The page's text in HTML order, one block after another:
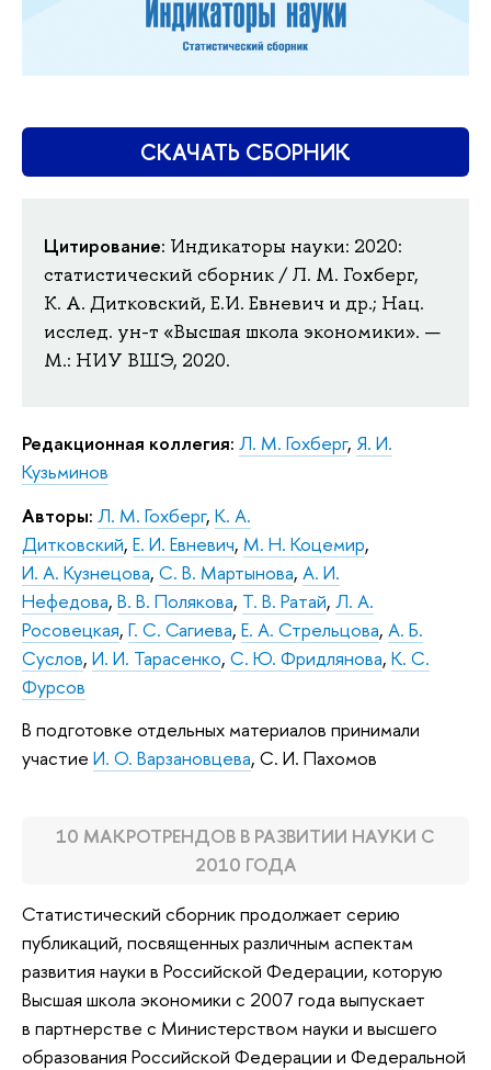
СКАЧАТЬ СБОРНИК
Цитирование: Индикаторы науки: 2020:
статистический сборник / Л. М. Гохберг,
К. А. Дитковский, Е.И. Евневич и др.; Нац.
исслед. ун-т «Высшая школа экономики». —
М.: НИУ ВШЭ, 2020.
Редакционная коллегия: Л. М. Гохберг, Я. И.
Кузьминов
Авторы: Л. М. Гохберг, К. А.
Дитковский, Е. И. Евневич, М. Н. Коцемир,
И. А. Кузнецова, С. В. Мартынова, А. И.
Нефедова, В. В. Полякова, Т. В. Ратай, Л. А.
Росовецкая, Г. С. Сагиева, Е. А. Стрельцова, А. Б.
Суслов, И. И. Тарасенко, С. Ю. Фридлянова, К. С.
Фурсов
В подготовке отдельных материалов принимали
участие И. О. Варзановцева, С. И. Пахомов
10 МАКРОТРЕНДОВ В РАЗВИТИИ НАУКИ С
2010 ГОДА
Статистический сборник продолжает серию
публикаций, посвященных различным аспектам
развития науки в Российской Федерации, которую
Высшая школа экономики с 2007 года выпускает
в партнерстве с Министерством науки и высшего
образования Российской Федерации и Федеральной